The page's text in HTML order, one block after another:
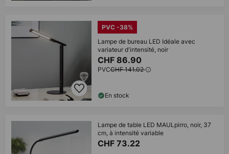
PVC -38%
Lampe de bureau LED Idéale avec
variateur d'intensité, noir
CHF 86.90
PVCCHF 141.02
En stock
Lampe de table LED MAULpirro, noir, 37
cm, à intensité variable
CHF 73.22